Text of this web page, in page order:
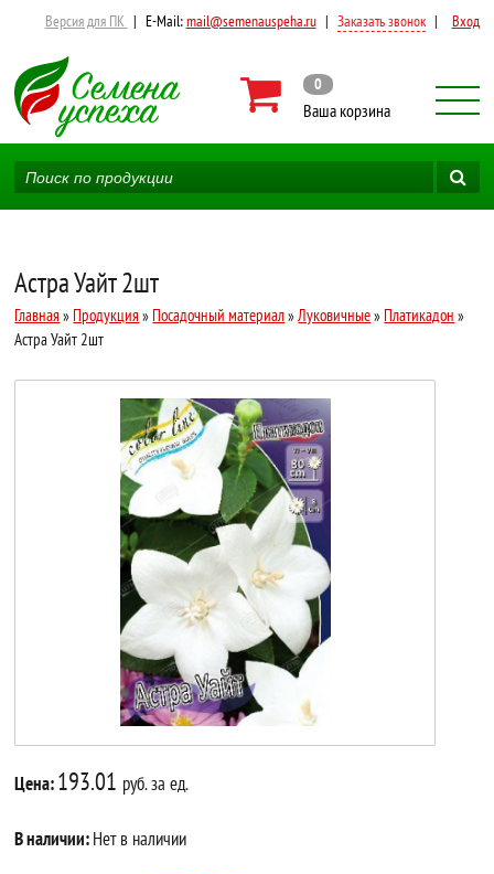
Версия для ПК | E-Mail:mail@semenauspeha.ru | Заказать звонок | Вход
0
Ваша корзина
Астра Уайт 2шт
Главная » Продукция » Посадочный материал» Луковичные» Платикадон »
Астра Уайт 2шт
Цена:193.01 руб. за ед.
В наличии:Нет в наличии